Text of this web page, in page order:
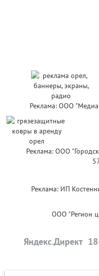
Реклама: ООО
Реклама: ООО
Реклама: ИП
ООО "Регион
Яндекс.Директ